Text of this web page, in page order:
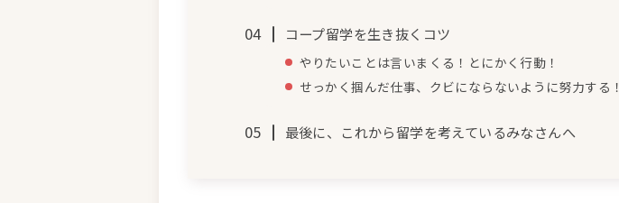
コープ留学を生き抜くコツ
やりたいことは言いまくる！とにかく行動！
せっかく掴んだ仕事、クビにならないように努力する！
最後に、これから留学を考えているみなさんへ